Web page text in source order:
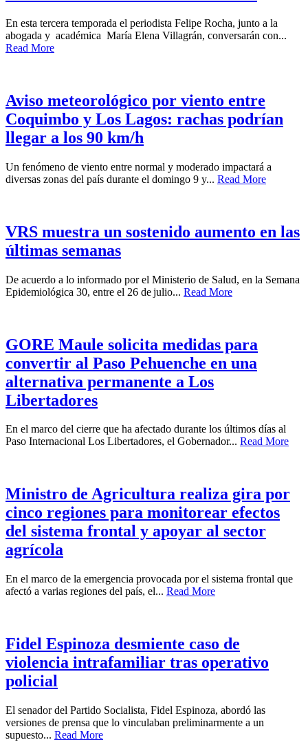
En esta tercera temporada el periodista Felipe Rocha, junto a la
abogada y académica María Elena Villagrán, conversarán con...
Read More
Aviso meteorológico por viento entre
Coquimbo y Los Lagos: rachas podrían
llegar a los 90 km/h
Un fenómeno de viento entre normal y moderado impactará a
diversas zonas del país durante el domingo 9 y... Read More
VRS muestra un sostenido aumento en las
últimas semanas
De acuerdo a lo informado por el Ministerio de Salud, en la Semana
Epidemiológica 30, entre el 26 de julio... Read More
GORE Maule solicita medidas para
convertir al Paso Pehuenche en una
alternativa permanente a Los
Libertadores
En el marco del cierre que ha afectado durante los últimos días al
Paso Internacional Los Libertadores, el Gobernador... Read More
Ministro de Agricultura realiza gira por
cinco regiones para monitorear efectos
del sistema frontal y apoyar al sector
agrícola
En el marco de la emergencia provocada por el sistema frontal que
afectó a varias regiones del país, el... Read More
Fidel Espinoza desmiente caso de
violencia intrafamiliar tras operativo
policial
El senador del Partido Socialista, Fidel Espinoza, abordó las
versiones de prensa que lo vinculaban preliminarmente a un
supuesto... Read More